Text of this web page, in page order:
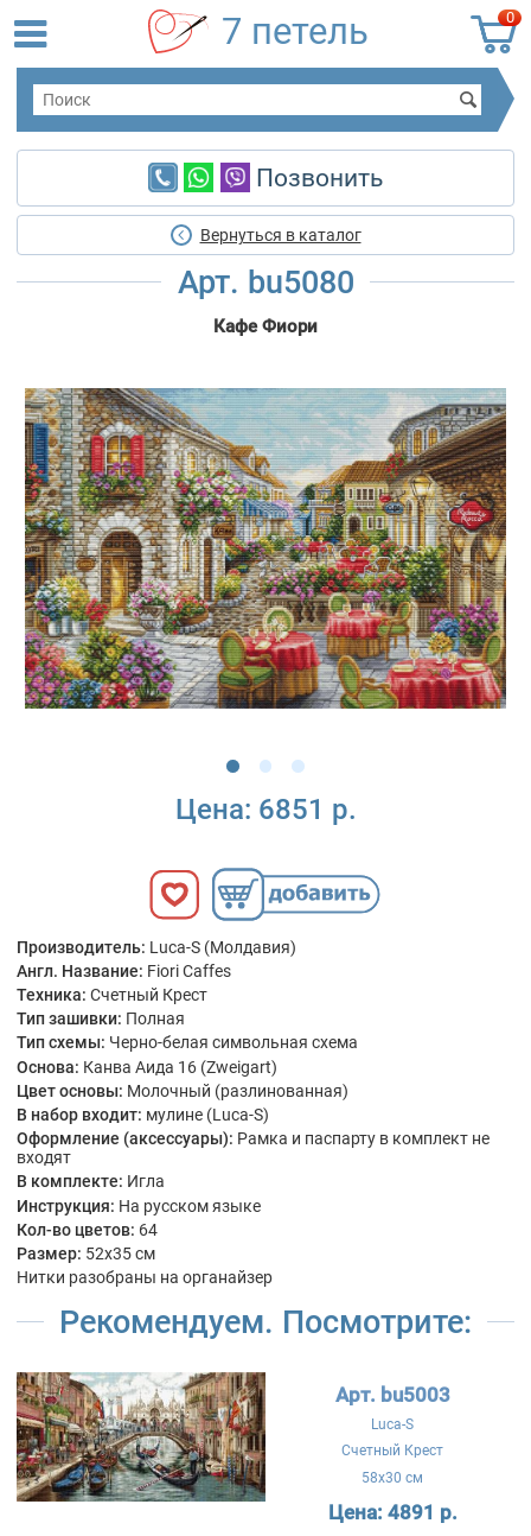
0
7 петель
Позвонить
Вернуться в каталог
Арт. bu5080
Кафе Фиори
Цена: 6851 р.
Производитель: Luca-S (Молдавия)
Англ. Название: Fiori Caffes
Техника: Счетный Крест
Тип зашивки: Полная
Тип схемы: Черно-белая символьная схема
Основа: Канва Аида 16 (Zweigart)
Цвет основы: Молочный (разлинованная)
В набор входит: мулине (Luca-S)
Оформление (аксессуары): Рамка и паспарту в комплект не
входят
В комплекте: Игла
Инструкция: На русском языке
Кол-во цветов: 64
Размер: 52x35 см
Нитки разобраны на органайзер
Рекомендуем. Посмотрите:
Арт. bu5003
Luca-S
Счетный Крест
58x30 см
Цена: 4891 р.